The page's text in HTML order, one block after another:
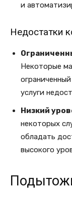
и
Недостатки
Некоторые
услуги
Низкий
некоторых
обладать
высокого